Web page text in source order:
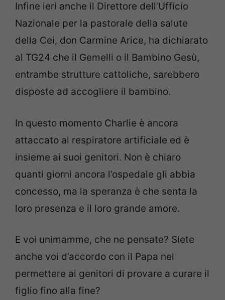
Infine ieri anche il Direttore dell’Ufficio
Nazionale per la pastorale della salute
della Cei, don Carmine Arice, ha dichiarato
al TG24 che il Gemelli o il Bambino Gesù,
entrambe strutture cattoliche, sarebbero
disposte ad accogliere il bambino.
In questo momento Charlie è ancora
attaccato al respiratore artificiale ed è
insieme ai suoi genitori. Non è chiaro
quanti giorni ancora l’ospedale gli abbia
concesso, ma la speranza è che senta la
loro presenza e il loro grande amore.
E voi unimamme, che ne pensate? Siete
anche voi d’accordo con il Papa nel
permettere ai genitori di provare a curare il
figlio fino alla fine?